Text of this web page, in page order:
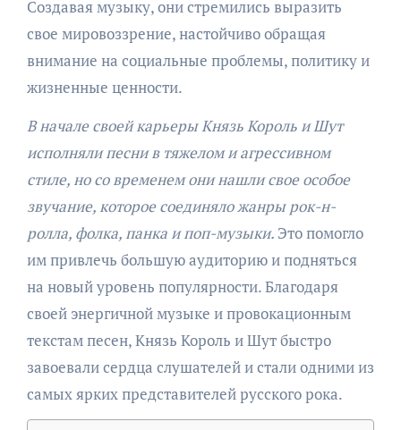
Создавая музыку, они стремились выразить
свое мировоззрение, настойчиво обращая
внимание на социальные проблемы, политику и
жизненные ценности.
В начале своей карьеры Князь Король и Шут
исполняли песни в тяжелом и агрессивном
стиле, но со временем они нашли свое особое
звучание, которое соединяло жанры рок-н-
ролла, фолка, панка и поп-музыки. Это помогло
им привлечь большую аудиторию и подняться
на новый уровень популярности. Благодаря
своей энергичной музыке и провокационным
текстам песен, Князь Король и Шут быстро
завоевали сердца слушателей и стали одними из
самых ярких представителей русского рока.